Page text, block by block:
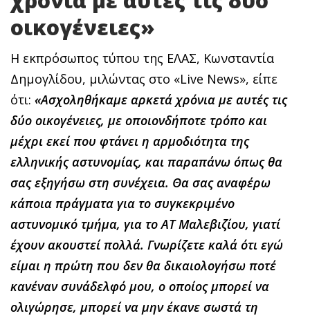
οικογένειες»
Η εκπρόσωπος τύπου της ΕΛΑΣ, Κωνσταντία
Δημογλίδου, μιλώντας στο «Live News», είπε
ότι: «Ασχοληθήκαμε αρκετά χρόνια με αυτές τις
δύο οικογένειες, με οποιονδήποτε τρόπο και
μέχρι εκεί που φτάνει η αρμοδιότητα της
ελληνικής αστυνομίας, και παραπάνω όπως θα
σας εξηγήσω στη συνέχεια. Θα σας αναφέρω
κάποια πράγματα για το συγκεκριμένο
αστυνομικό τμήμα, για το ΑΤ Μαλεβιζίου, γιατί
έχουν ακουστεί πολλά. Γνωρίζετε καλά ότι εγώ
είμαι η πρώτη που δεν θα δικαιολογήσω ποτέ
κανέναν συνάδελφό μου, ο οποίος μπορεί να
ολιγώρησε, μπορεί να μην έκανε σωστά τη